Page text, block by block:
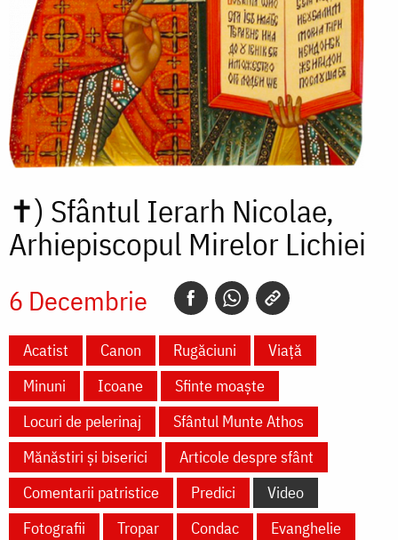
✝) Sfântul Ierarh Nicolae,
Arhiepiscopul Mirelor Lichiei
6 Decembrie
Acatist Canon Rugăciuni
Viață
Minuni
Icoane
Sfinte moaște
Locuri de pelerinaj
Sfântul Munte Athos
Mănăstiri și biserici
Articole despre sfânt
Comentarii patristice
Predici
Video
Fotografii
Tropar Condac
Evanghelie